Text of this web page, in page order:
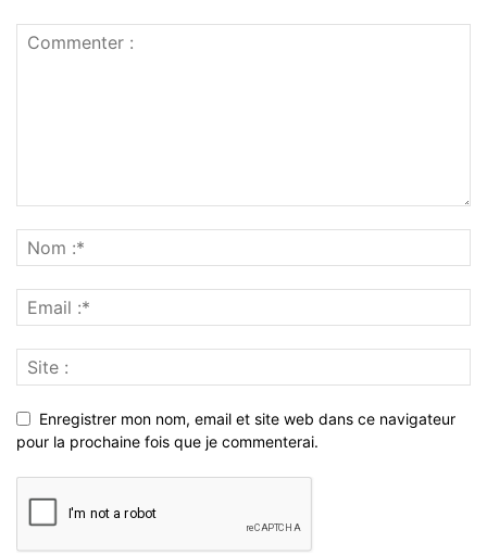
Enregistrer mon nom, email et site web dans ce navigateur
pour la prochaine fois que je commenterai.